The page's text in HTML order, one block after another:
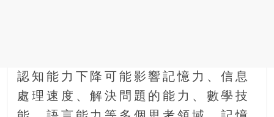
認知能力下降可能影響記憶力、信息
處理速度、解決問題的能力、數學技